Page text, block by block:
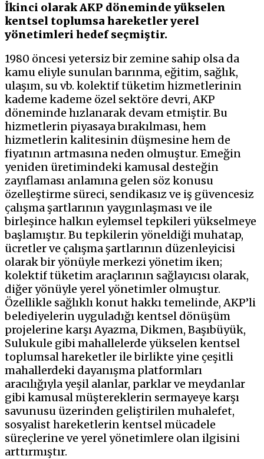
İkinci olarak AKP döneminde yükselen
kentsel toplumsa hareketler yerel
yönetimleri hedef seçmiştir.
1980 öncesi yetersiz bir zemine sahip olsa da
kamu eliyle sunulan barınma, eğitim, sağlık,
ulaşım, su vb. kolektif tüketim hizmetlerinin
kademe kademe özel sektöre devri, AKP
döneminde hızlanarak devam etmiştir. Bu
hizmetlerin piyasaya bırakılması, hem
hizmetlerin kalitesinin düşmesine hem de
fiyatının artmasına neden olmuştur. Emeğin
yeniden üretimindeki kamusal desteğin
zayıflaması anlamına gelen söz konusu
özelleştirme süreci, sendikasız ve iş güvencesiz
çalışma şartlarının yaygınlaşması ve ile
birleşince halkın eylemsel tepkileri yükselmeye
başlamıştır. Bu tepkilerin yöneldiği muhatap,
ücretler ve çalışma şartlarının düzenleyicisi
olarak bir yönüyle merkezi yönetim iken;
kolektif tüketim araçlarının sağlayıcısı olarak,
diğer yönüyle yerel yönetimler olmuştur.
Özellikle sağlıklı konut hakkı temelinde, AKP’li
belediyelerin uyguladığı kentsel dönüşüm
projelerine karşı Ayazma, Dikmen, Başıbüyük,
Sulukule gibi mahallelerde yükselen kentsel
toplumsal hareketler ile birlikte yine çeşitli
mahallerdeki dayanışma platformları
aracılığıyla yeşil alanlar, parklar ve meydanlar
gibi kamusal müştereklerin sermayeye karşı
savunusu üzerinden geliştirilen muhalefet,
sosyalist hareketlerin kentsel mücadele
süreçlerine ve yerel yönetimlere olan ilgisini
arttırmıştır.